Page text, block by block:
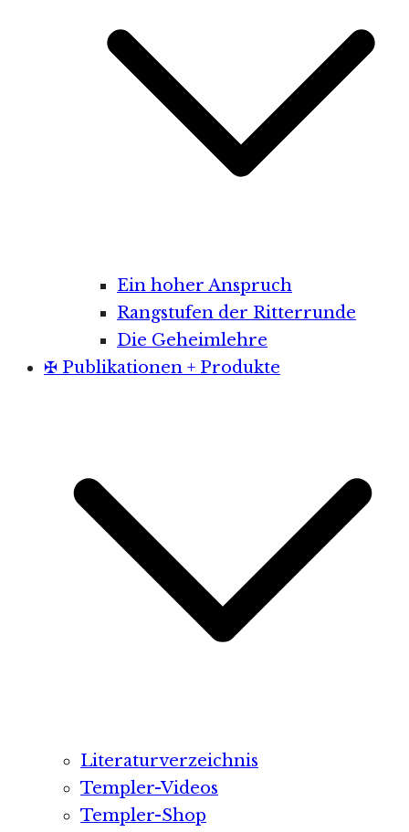
Ein hoher Anspruch
Rangstufen der Ritterrunde
Die Geheimlehre
✠ Publikationen + Produkte
Literaturverzeichnis
Templer-Videos
Templer-Shop